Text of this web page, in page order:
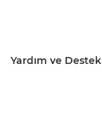
Yardım ve Destek